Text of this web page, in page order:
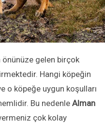
önünüze gelen birçok
Hangi köpeğin
o köpeğe uygun koşulları
Bu nedenle Alman
çok kolay